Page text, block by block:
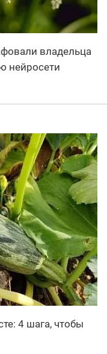
владельца
нейросети
4 шага, чтобы